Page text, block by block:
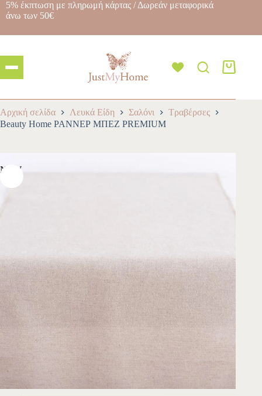
5% έκπτωση με πληρωμή κάρτας / Δωρεάν μεταφορικά
άνω των 50€
Αρχική σελίδα Λευκά Είδη Σαλόνι
Τραβέρσες
Beauty Home ΡΑΝΝΕΡ ΜΠΕΖ PREMIUM
NEW